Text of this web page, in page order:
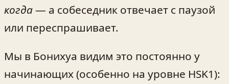
когда— а собеседник отвечает с паузой
или переспрашивает.
Мы в Бонихуа видим это постоянно у
начинающих (особенно на уровне HSK1):